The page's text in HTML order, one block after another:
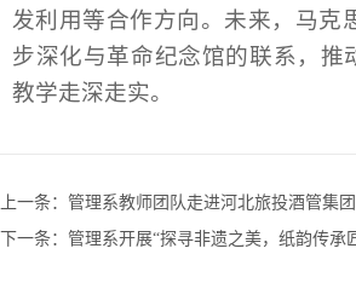
发利用等合作方向。未来，马克
步深化与革命纪念馆的联系，推
教学走深走实。
上一条： 管理系教师团队走进河北旅投酒管集
下一条： 管理系开展“探寻非遗之美，纸韵传承